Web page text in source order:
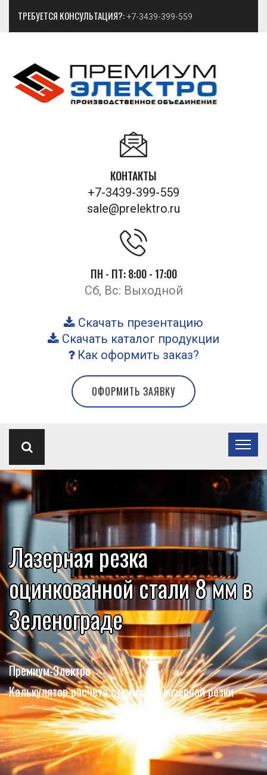
ТРЕБУЕТСЯ КОНСУЛЬТАЦИЯ?: +7-3439-399-559
КОНТАКТЫ
+7-3439-399-559
sale@prelektro.ru
ПН - ПТ: 8:00 - 17:00
Сб, Вс: Выходной
Скачать презентацию
Скачать каталог продукции
Как оформить заказ?
ОФОРМИТЬ ЗАЯВКУ
Лазерная резка
оцинкованной стали 8 мм в
Зеленограде
Премиум-Электро
Калькулятор расчета стоимости лазерной резки